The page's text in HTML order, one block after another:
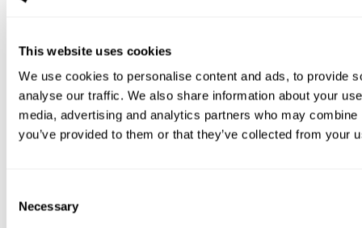
This website uses cookies
We use cookies to personalise content and ads, to provide
analyse our traffic. We also share information about your
media, advertising and analytics partners who may
you’ve provided to them or that they’ve collected from your
Selection
Necessary